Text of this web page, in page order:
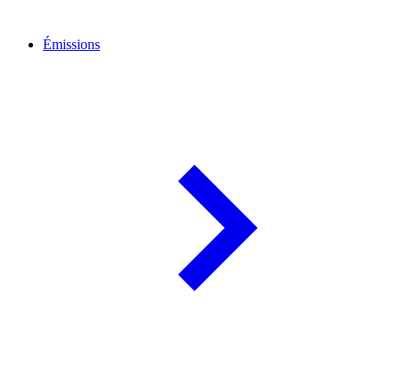
Émissions